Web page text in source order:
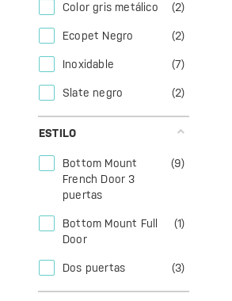
Color gris metálico (2)
Ecopet Negro (2)
Inoxidable (7)
Slate negro (2)
ESTILO
Bottom Mount
French Door 3
puertas
(9)
Bottom Mount Full
Door
(1)
Dos puertas (3)